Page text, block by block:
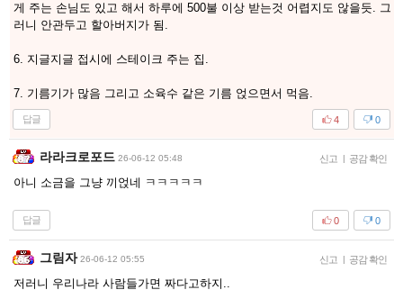
게 주는 손님도 있고 해서 하루에 500불 이상 받는것 어렵지도 않을듯. 그
러니 안관두고 할아버지가 됨.
6. 지글지글 접시에 스테이크 주는 집.
7. 기름기가 많음 그리고 소육수 같은 기름 얹으면서 먹음.
답글 0
4
라라크로포드 26-06-12 05:48 신고 | 공감 확인
아니 소금을 그냥 끼얹네 ㅋㅋㅋㅋㅋ
답글 0
0
그림자 26-06-12 05:55 신고 | 공감 확인
저러니 우리나라 사람들가면 짜다고하지..